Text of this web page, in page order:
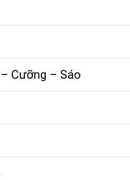
Cưỡng – Sáo